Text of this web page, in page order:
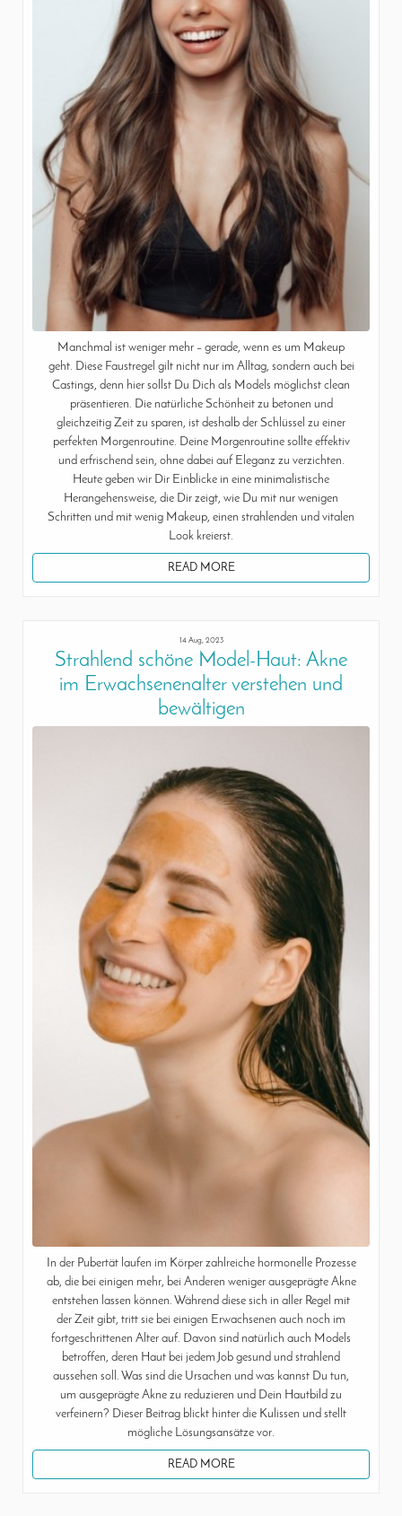
Manchmal ist weniger mehr – gerade, wenn es um Makeup
geht. Diese Faustregel gilt nicht nur im Alltag, sondern auch bei
Castings, denn hier sollst Du Dich als Models möglichst clean
präsentieren. Die natürliche Schönheit zu betonen und
gleichzeitig Zeit zu sparen, ist deshalb der Schlüssel zu einer
perfekten Morgenroutine. Deine Morgenroutine sollte effektiv
und erfrischend sein, ohne dabei auf Eleganz zu verzichten.
Heute geben wir Dir Einblicke in eine minimalistische
Herangehensweise, die Dir zeigt, wie Du mit nur wenigen
Schritten und mit wenig Makeup, einen strahlenden und vitalen
Look kreierst.
READ MORE
14 Aug, 2023
Strahlend schöne Model-Haut: Akne
im Erwachsenenalter verstehen und
bewältigen
In der Pubertät laufen im Körper zahlreiche hormonelle Prozesse
ab, die bei einigen mehr, bei Anderen weniger ausgeprägte Akne
entstehen lassen können. Während diese sich in aller Regel mit
der Zeit gibt, tritt sie bei einigen Erwachsenen auch noch im
fortgeschrittenen Alter auf. Davon sind natürlich auch Models
betroffen, deren Haut bei jedem Job gesund und strahlend
aussehen soll. Was sind die Ursachen und was kannst Du tun,
um ausgeprägte Akne zu reduzieren und Dein Hautbild zu
verfeinern? Dieser Beitrag blickt hinter die Kulissen und stellt
mögliche Lösungsansätze vor.
READ MORE